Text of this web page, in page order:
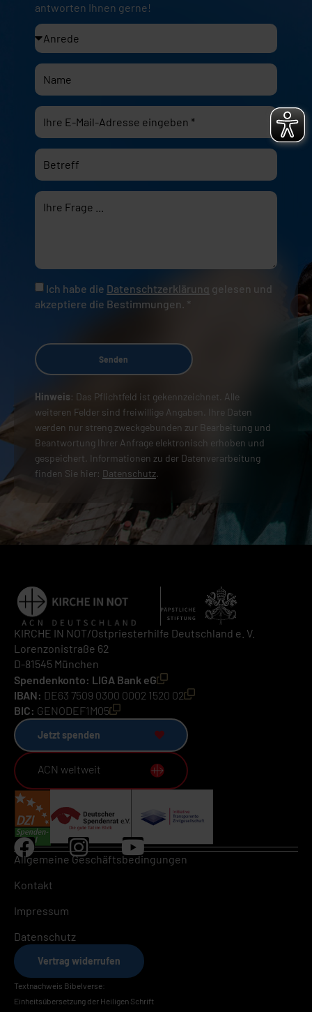
antworten Ihnen gerne!
Ich habe die Datenschtzerklärung gelesen und
akzeptiere die Bestimmungen. *
Senden
Hinweis: Das Pflichtfeld ist gekennzeichnet. Alle
weiteren Felder sind freiwillige Angaben. Ihre Daten
werden nur streng zweckgebunden zur Bearbeitung und
Beantwortung Ihrer Anfrage elektronisch erhoben und
gespeichert. Informationen zu der Datenverarbeitung
finden Sie hier: Datenschutz.
KIRCHE IN NOT/Ostpriesterhilfe Deutschland e. V.
Lorenzonistraße 62
D-81545 München
Spendenkonto: LIGA Bank eG
IBAN: DE63 7509 0300 0002 1520 02
BIC: GENODEF1M05
Jetzt spenden
ACN weltweit
Allgemeine Geschäftsbedingungen
Kontakt
Impressum
Datenschutz
Vertrag widerrufen
Textnachweis Bibelverse:
Einheitsübersetzung der Heiligen Schrift